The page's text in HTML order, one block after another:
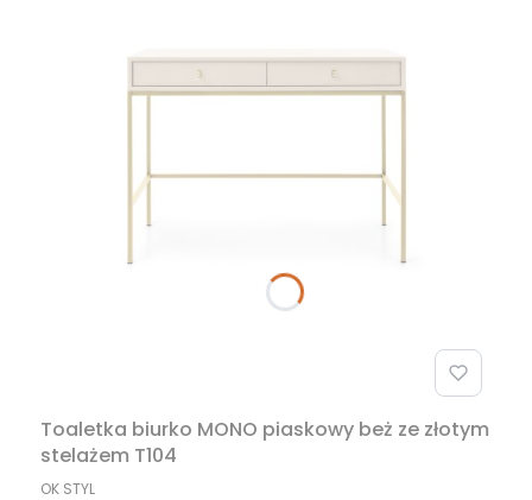
Toaletka biurko MONO piaskowy beż ze złotym
stelażem T104
PRODUCENT
OK STYL